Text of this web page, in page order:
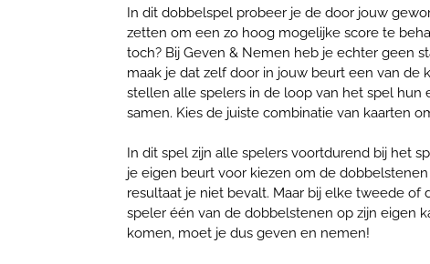
In dit dobbelspel probeer je de door jouw
zetten om een zo hoog mogelijke score te
toch? Bij Geven & Nemen heb je echter geen
maak je dat zelf door in jouw beurt een van de
stellen alle spelers in de loop van het spel hun
samen. Kies de juiste combinatie van kaarten
In dit spel zijn alle spelers voortdurend bij het
je eigen beurt voor kiezen om de
resultaat je niet bevalt. Maar bij elke tweede of
speler één van de dobbelstenen op zijn eigen
komen, moet je dus geven en nemen!